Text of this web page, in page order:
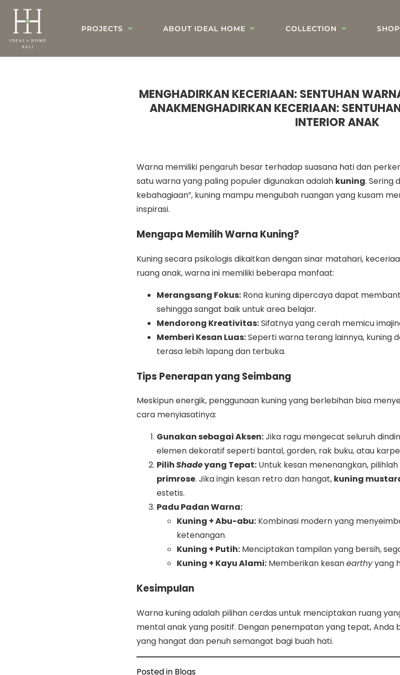
PROJECTS ABOUT IDEAL HOME COLLECTION
MENGHADIRKAN KECERIAAN: SENTUHAN
ANAKMENGHADIRKAN KECERIAAN:
INTERIOR ANAK
Warna memiliki pengaruh besar terhadap suasana hati dan
satu warna yang paling populer digunakan adalah kuning. Sering
kebahagiaan”, kuning mampu mengubah ruangan yang kusam
inspirasi.
Mengapa Memilih Warna Kuning?
Kuning secara psikologis dikaitkan dengan sinar matahari,
ruang anak, warna ini memiliki beberapa manfaat:
Merangsang Fokus: Rona kuning dipercaya dapat
sehingga sangat baik untuk area belajar.
Mendorong Kreativitas:Sifatnya yang cerah memicu
Memberi Kesan Luas:Seperti warna terang lainnya, kuning
terasa lebih lapang dan terbuka.
Tips Penerapan yang Seimbang
Meskipun energik, penggunaan kuning yang berlebihan bisa
cara menyiasatinya:
Gunakan sebagai Aksen:Jika ragu mengecat seluruh
elemen dekoratif seperti bantal, gorden, rak buku, atau
PilihShadeyang Tepat: Untuk kesan menenangkan, pilihlah
primrose. Jika ingin kesan retro dan hangat, kuning
estetis.
Padu Padan Warna:
Kuning + Abu-abu: Kombinasi modern yang
ketenangan.
Kuning + Putih: Menciptakan tampilan yang bersih,
Kuning + Kayu Alami: Memberikan kesanearthyyang
Kesimpulan
Warna kuning adalah pilihan cerdas untuk menciptakan ruang
mental anak yang positif. Dengan penempatan yang tepat, Anda
yang hangat dan penuh semangat bagi buah hati.
Posted in Blogs